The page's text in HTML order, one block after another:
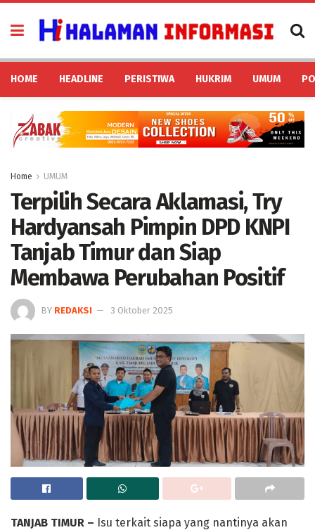
HOME HEADLINE PERISTIWA HUKRIM UMUM
Home UMUM
Terpilih Secara Aklamasi, Try
Hardyansah Pimpin DPD KNPI
Tanjab Timur dan Siap
Membawa Perubahan Positif
BY REDAKSI 3 Oktober 2025
TANJAB TIMUR – Isu terkait siapa yang nantinya akan